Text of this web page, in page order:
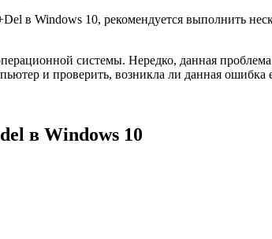
в Windows 10, рекомендуется выполнить
системы. Нередко, данная
и проверить, возникла ли данная ошибка
в Windows 10